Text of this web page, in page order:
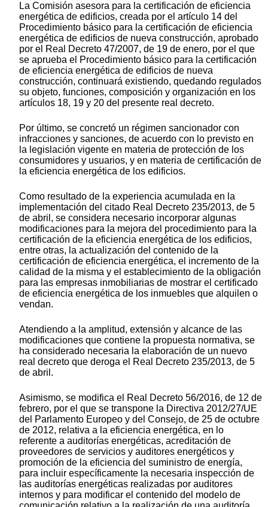
La Comisión asesora para la certificación de eficiencia
energética de edificios, creada por el artículo 14 del
Procedimiento básico para la certificación de eficiencia
energética de edificios de nueva construcción, aprobado
por el Real Decreto 47/2007, de 19 de enero, por el que
se aprueba el Procedimiento básico para la certificación
de eficiencia energética de edificios de nueva
construcción, continuará existiendo, quedando regulados
su objeto, funciones, composición y organización en los
artículos 18, 19 y 20 del presente real decreto.
Por último, se concretó un régimen sancionador con
infracciones y sanciones, de acuerdo con lo previsto en
la legislación vigente en materia de protección de los
consumidores y usuarios, y en materia de certificación de
la eficiencia energética de los edificios.
Como resultado de la experiencia acumulada en la
implementación del citado Real Decreto 235/2013, de 5
de abril, se considera necesario incorporar algunas
modificaciones para la mejora del procedimiento para la
certificación de la eficiencia energética de los edificios,
entre otras, la actualización del contenido de la
certificación de eficiencia energética, el incremento de la
calidad de la misma y el establecimiento de la obligación
para las empresas inmobiliarias de mostrar el certificado
de eficiencia energética de los inmuebles que alquilen o
vendan.
Atendiendo a la amplitud, extensión y alcance de las
modificaciones que contiene la propuesta normativa, se
ha considerado necesaria la elaboración de un nuevo
real decreto que deroga el Real Decreto 235/2013, de 5
de abril.
Asimismo, se modifica el Real Decreto 56/2016, de 12 de
febrero, por el que se transpone la Directiva 2012/27/UE
del Parlamento Europeo y del Consejo, de 25 de octubre
de 2012, relativa a la eficiencia energética, en lo
referente a auditorías energéticas, acreditación de
proveedores de servicios y auditores energéticos y
promoción de la eficiencia del suministro de energía,
para incluir específicamente la necesaria inspección de
las auditorías energéticas realizadas por auditores
internos y para modificar el contenido del modelo de